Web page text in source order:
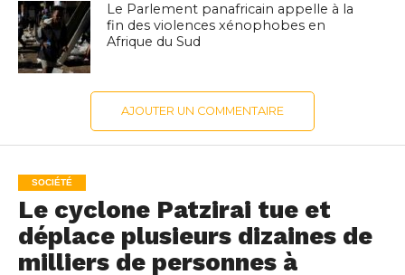
Le Parlement panafricain appelle à la
fin des violences xénophobes en
Afrique du Sud
AJOUTER UN COMMENTAIRE
SOCIÉTÉ
Le cyclone Patzirai tue et
déplace plusieurs dizaines de
milliers de personnes à